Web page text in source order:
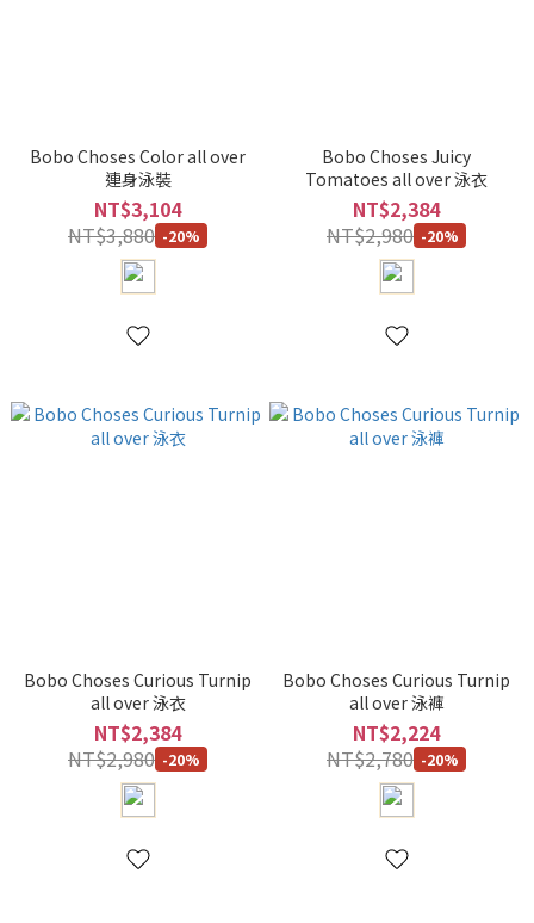
Bobo Choses Color all over
連身泳裝
NT$3,104
NT$3,880 -20%
Bobo Choses Juicy
Tomatoes all over 泳衣
NT$2,384
NT$2,980 -20%
Bobo Choses Curious Turnip
all over 泳衣
NT$2,384
NT$2,980 -20%
Bobo Choses Curious Turnip
all over 泳褲
NT$2,224
NT$2,780 -20%